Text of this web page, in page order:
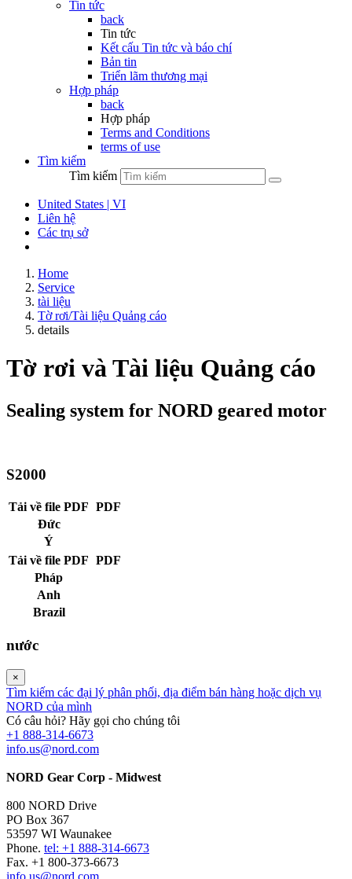
Tin tức
back
Tin tức
Kết cấu Tin tức và báo chí
Bản tin
Triển lãm thương mại
Hợp pháp
back
Hợp pháp
Terms and Conditions
terms of use
Tìm kiếm
Tìm kiếm
United States | VI
Liên hệ
Các trụ sở
Home
Service
tài liệu
Tờ rơi/Tài liệu Quảng cáo
details
Tờ rơi và Tài liệu Quảng cáo
Sealing system for NORD geared motor
S2000
Tải về file PDF PDF
Đức
Ý
Tải về file PDF PDF
Pháp
Anh
Brazil
nước
×
Tìm kiếm các đại lý phân phối, địa điểm bán hàng hoặc dịch vụ
NORD của mình
Có câu hỏi? Hãy gọi cho chúng tôi
+1 888-314-6673
info.us@nord.com
NORD Gear Corp - Midwest
800 NORD Drive
PO Box 367
53597 WI Waunakee
Phone. tel: +1 888-314-6673
Fax. +1 800-373-6673
info.us@nord.com